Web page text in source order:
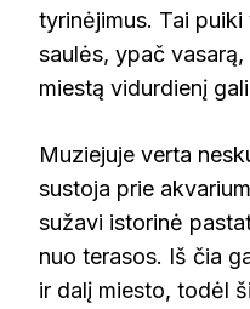
tyrinėjimus. Tai
saulės, ypač
miestą vidurdienį
Muziejuje verta
sustoja prie
sužavi istorinė
nuo terasos. Iš čia
ir dalį miesto, todėl